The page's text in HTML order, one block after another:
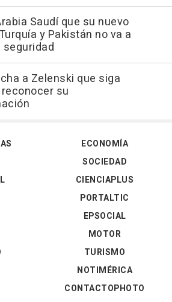
Saudí que su nuevo
y Pakistán no va a
a Zelenski que siga
su
ECONOMÍA
SOCIEDAD
CIENCIAPLUS
PORTALTIC
EPSOCIAL
MOTOR
TURISMO
NOTIMÉRICA
CONTACTOPHOTO